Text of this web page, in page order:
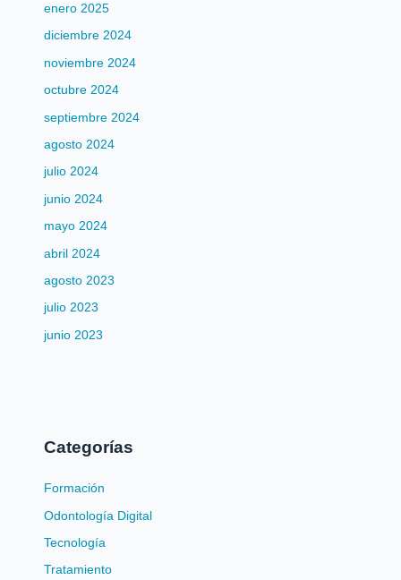
enero 2025
diciembre 2024
noviembre 2024
octubre 2024
septiembre 2024
agosto 2024
julio 2024
junio 2024
mayo 2024
abril 2024
agosto 2023
julio 2023
junio 2023
Categorías
Formación
Odontología Digital
Tecnología
Tratamiento